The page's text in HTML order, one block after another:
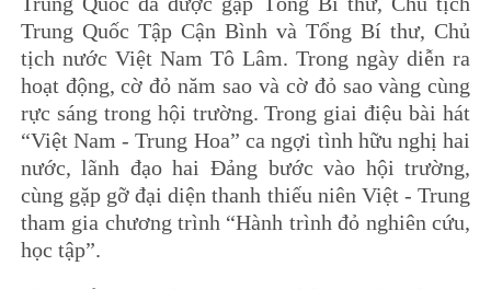
Trung Quốc Tập Cận Bình và Tổng Bí thư, Chủ
tịch nước Việt Nam Tô Lâm. Trong ngày diễn ra
hoạt động, cờ đỏ năm sao và cờ đỏ sao vàng cùng
rực sáng trong hội trường. Trong giai điệu bài hát
“Việt Nam - Trung Hoa” ca ngợi tình hữu nghị hai
nước, lãnh đạo hai Đảng bước vào hội trường,
cùng gặp gỡ đại diện thanh thiếu niên Việt - Trung
tham gia chương trình “Hành trình đỏ nghiên cứu,
học tập”.